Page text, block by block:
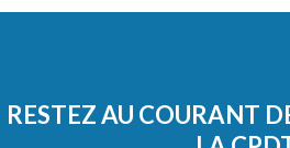
RESTEZ AU COURANT